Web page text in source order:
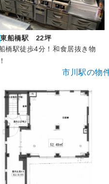
東船橋駅 22坪
橋駅徒歩4分！和食居抜き物
市川駅の物